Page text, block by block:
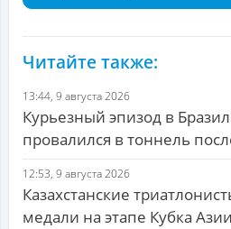
Читайте также:
13:44, 9 августа 2026
Курьезный эпизод в
провалился в тоннель
12:53, 9 августа 2026
Казахстанские
медали на этапе Кубка Азии